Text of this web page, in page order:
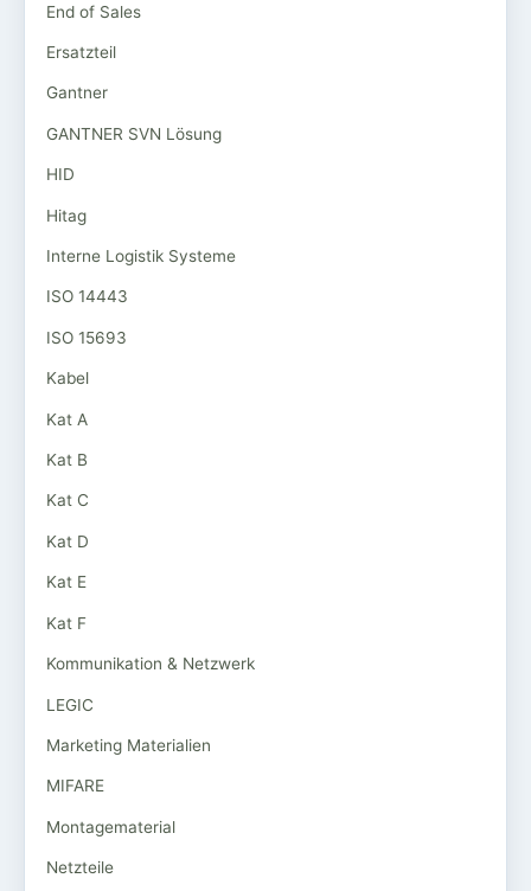
End of Sales
Ersatzteil
Gantner
GANTNER SVN Lösung
HID
Hitag
Interne Logistik Systeme
ISO 14443
ISO 15693
Kabel
Kat A
Kat B
Kat C
Kat D
Kat E
Kat F
Kommunikation & Netzwerk
LEGIC
Marketing Materialien
MIFARE
Montagematerial
Netzteile